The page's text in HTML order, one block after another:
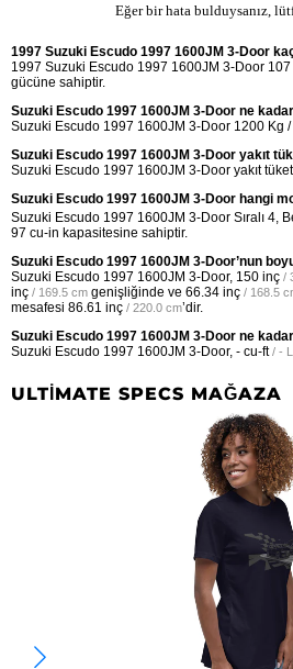
Eğer bir hata bulduysanız,
1997 Suzuki Escudo 1997 1600JM 3-Door
1997 Suzuki Escudo 1997 1600JM 3-Door
gücüne sahiptir.
Suzuki Escudo 1997 1600JM 3-Door ne kadar
Suzuki Escudo 1997 1600JM 3-Door 1200 Kg /
Suzuki Escudo 1997 1600JM 3-Door yakıt
Suzuki Escudo 1997 1600JM 3-Door yakıt
Suzuki Escudo 1997 1600JM 3-Door hangi
Suzuki Escudo 1997 1600JM 3-Door Sıralı 4,
97 cu-in kapasitesine sahiptir.
Suzuki Escudo 1997 1600JM 3-Door’nun
Suzuki Escudo 1997 1600JM 3-Door, 150 inç /
inç / 169.5 cm genişliğinde ve 66.34 inç / 168.5
mesafesi 86.61 inç / 220.0 cm’dir.
Suzuki Escudo 1997 1600JM 3-Door ne
Suzuki Escudo 1997 1600JM 3-Door, - cu-ft / - L
ULTIMATE SPECS MAĞAZA